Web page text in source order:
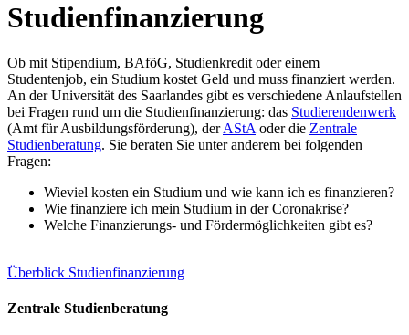
Studienfinanzierung
Ob mit Stipendium, BAföG, Studienkredit oder einem
Studentenjob, ein Studium kostet Geld und muss finanziert werden.
An der Universität des Saarlandes gibt es verschiedene Anlaufstellen
bei Fragen rund um die Studienfinanzierung: das Studierendenwerk
(Amt für Ausbildungsförderung), derAStA oder die Zentrale
Studienberatung. Sie beraten Sie unter anderem bei folgenden
Fragen:
Wieviel kosten ein Studium und wie kann ich es finanzieren?
Wie finanziere ich mein Studium in der Coronakrise?
Welche Finanzierungs- und Fördermöglichkeiten gibt es?
Überblick Studienfinanzierung
Zentrale Studienberatung